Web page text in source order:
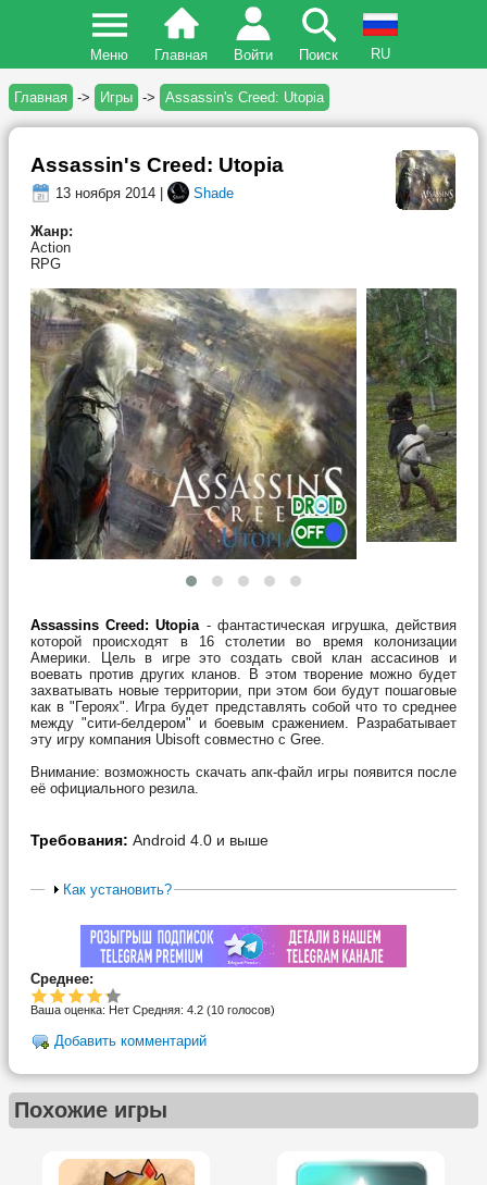
Меню Главная Войти Поиск RU
Главная -> Игры -> Assassin's Creed: Utopia
Assassin's Creed: Utopia
13 ноября 2014 | Shade
Жанр:
Action
RPG
Assassins Creed: Utopia - фантастическая игрушка, действия
которой происходят в 16 столетии во время колонизации
Америки. Цель в игре это создать свой клан ассасинов и
воевать против других кланов. В этом творение можно будет
захватывать новые территории, при этом бои будут пошаговые
как в "Героях". Игра будет представлять собой что то среднее
между "сити-белдером" и боевым сражением. Разрабатывает
эту игру компания Ubisoft совместно с Gree.
Внимание: возможность скачать апк-файл игры появится после
её официального резила.
Требования: Android 4.0 и выше
Как установить?
Среднее:
Ваша оценка: Нет Средняя: 4.2 (10 голосов)
Добавить комментарий
Похожие игры